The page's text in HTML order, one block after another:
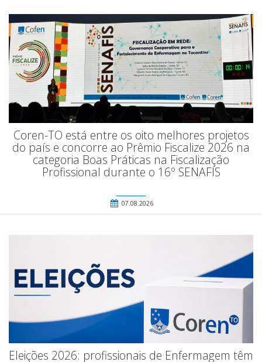
Coren-TO está entre os oito melhores projetos
do país e concorre ao Prêmio Fiscalize 2026 na
categoria Boas Práticas na Fiscalização
Profissional durante o 16º SENAFIS
07.08.2026
Eleições 2026: profissionais de Enfermagem têm